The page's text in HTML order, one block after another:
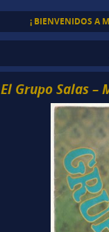
¡ BIENVENIDOS A
El Grupo Salas –